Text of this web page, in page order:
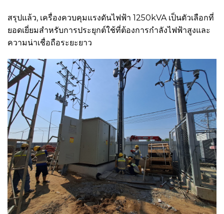
สรุปแล้ว, เครื่องควบคุมแรงดันไฟฟ้า 1250kVA เป็นตัวเลือกที่
ยอดเยี่ยมสำหรับการประยุกต์ใช้ที่ต้องการกำลังไฟฟ้าสูงและ
ความน่าเชื่อถือระยะยาว